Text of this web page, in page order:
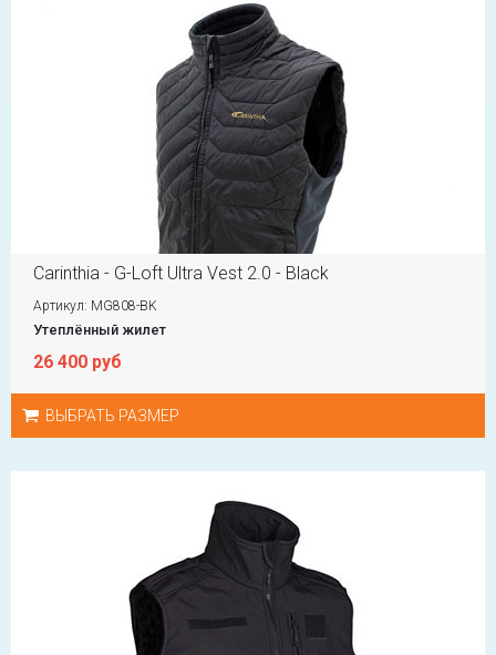
Carinthia - G-Loft Ultra Vest 2.0 - Black
Артикул: MG808-BK
Утеплённый жилет
26 400 руб
ВЫБРАТЬ РАЗМЕР